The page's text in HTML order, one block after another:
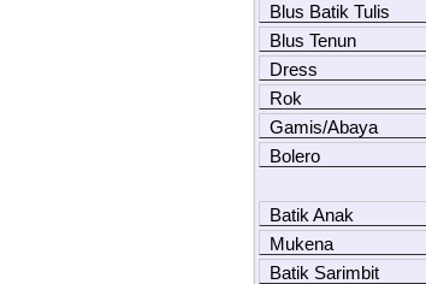
Blus Batik Tulis
Blus Tenun
Dress
Rok
Gamis/Abaya
Bolero
Batik Anak
Mukena
Batik Sarimbit